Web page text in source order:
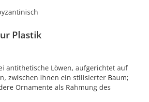
Plastik
antithetische Löwen, aufgerichtet auf
zwischen ihnen ein stilisierter Baum;
Ornamente als Rahmung des